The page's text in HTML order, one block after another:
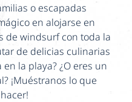
o escapadas
en alojarse en
de windsurf con toda la
de delicias culinarias
la playa? ¿O eres un
¡Muéstranos lo que